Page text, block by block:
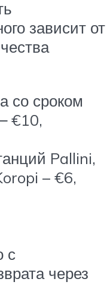
зависит от
со сроком
€10,
Pallini,
– €6,
с
через